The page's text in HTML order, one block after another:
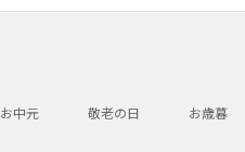
お中元 敬老の日 お歳暮